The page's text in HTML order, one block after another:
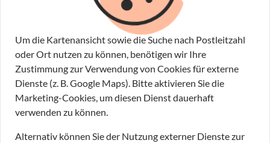
Um die Kartenansicht sowie die Suche nach Postleitzahl
oder Ort nutzen zu können, benötigen wir Ihre
Zustimmung zur Verwendung von Cookies für externe
Dienste (z. B. Google Maps). Bitte aktivieren Sie die
Marketing-Cookies, um diesen Dienst dauerhaft
verwenden zu können.
Alternativ können Sie der Nutzung externer Dienste zur